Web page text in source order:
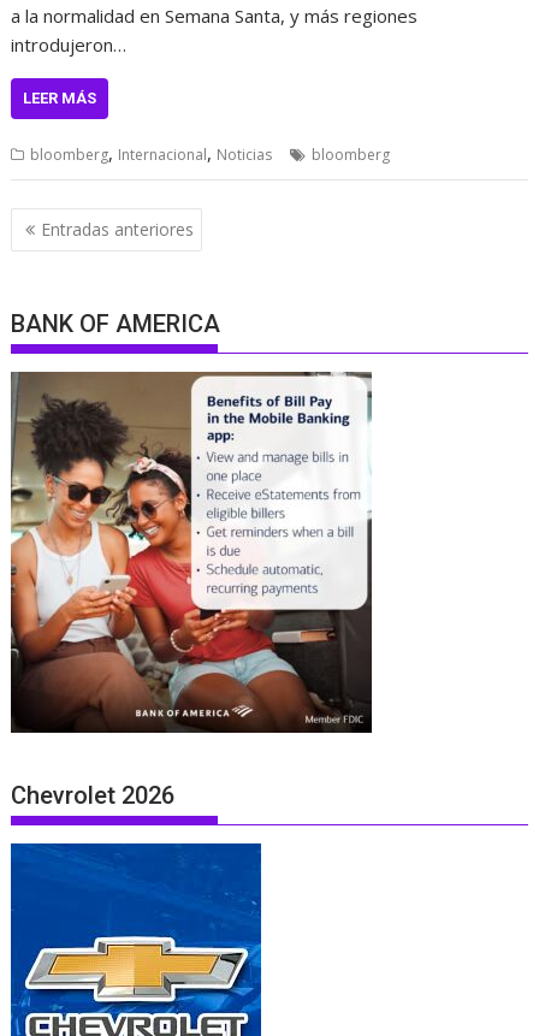
a la normalidad en Semana Santa, y más regiones
introdujeron…
LEER MÁS
bloomberg, Internacional, Noticias bloomberg
Navegación
de
Entradas anteriores
BANK OF AMERICA
Chevrolet 2026